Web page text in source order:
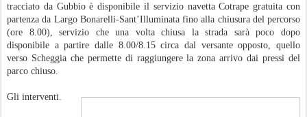
tracciato da Gubbio è disponibile il servizio navetta Cotrape gratuita con
partenza da Largo Bonarelli-Sant’Illuminata fino alla chiusura del percorso
(ore 8.00), servizio che una volta chiusa la strada sarà poco dopo
disponibile a partire dalle 8.00/8.15 circa dal versante opposto, quello
verso Scheggia che permette di raggiungere la zona arrivo dai pressi del
parco chiuso.
Gli interventi.